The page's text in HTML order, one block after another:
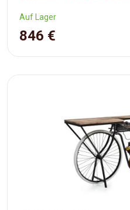
Auf Lager
846 €